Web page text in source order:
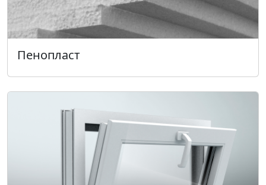
Пенопласт